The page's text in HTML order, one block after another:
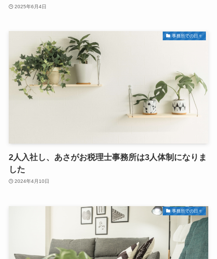
2025年6月4日
事務所での日々
2人入社し、あさがお税理士事務所は3人体制になりま
した
2024年4月10日
事務所での日々